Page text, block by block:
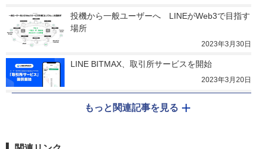
投機から一般ユーザーへ　LINEがWeb3で目指す
場所
2023年3月30日
LINE BITMAX、取引所サービスを開始
2023年3月20日
もっと関連記事を見る